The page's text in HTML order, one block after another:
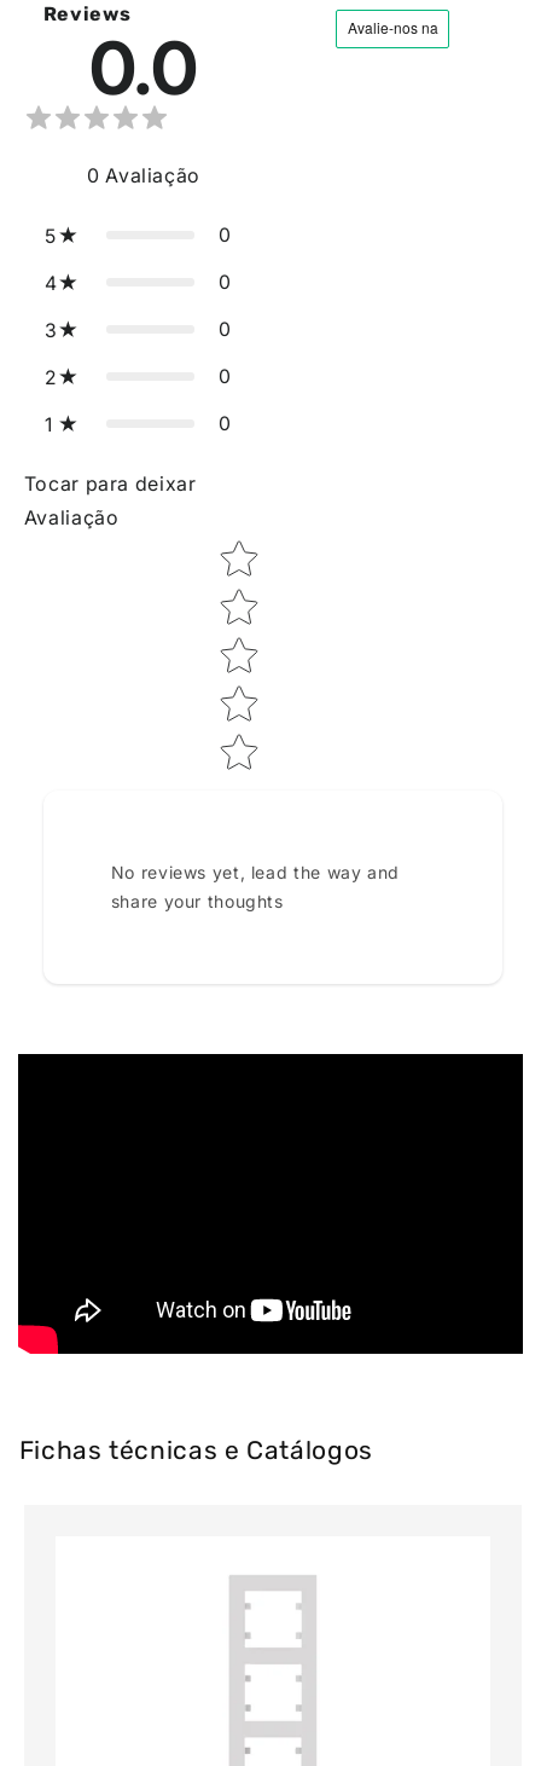
Reviews
0.0
0 Avaliação
5 0
4 0
3 0
2 0
1 0
Tocar para deixar
Avaliação
Star rating
No reviews yet, lead the way and
share your thoughts
Fichas técnicas e Catálogos